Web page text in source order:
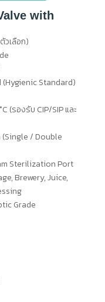
with
วเลือก)
(Hygienic Standard)
(รองรับ CIP/SIP และ
(Single / Double
Sterilization Port
Brewery, Juice,
Grade